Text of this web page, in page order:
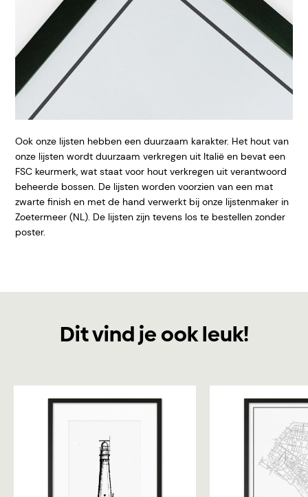
Ook onze lijsten hebben een duurzaam karakter. Het hout van
onze lijsten wordt duurzaam verkregen uit Italië en bevat een
FSC keurmerk, wat staat voor hout verkregen uit verantwoord
beheerde bossen. De lijsten worden voorzien van een mat
zwarte finish en met de hand verwerkt bij onze lijstenmaker in
Zoetermeer (NL). De lijsten zijn tevens los te bestellen zonder
poster.
Dit vind je ook leuk!